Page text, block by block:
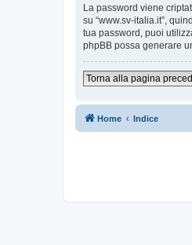
La password viene
su “www.sv-italia.it”,
tua password, puoi
phpBB possa generare
Torna alla pagina
Home Indice